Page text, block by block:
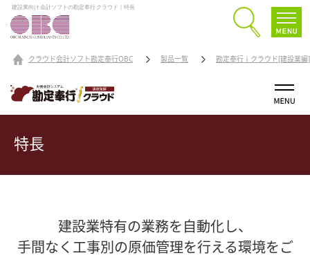
建設業向け会計ソフトの勘定奉行クラウド｜特長
クラウド会計ソフト勘定奉行OBC 製品一覧 勘定奉行ｉクラウド[建設業編]
特長
建設業特有の業務を自動化し、
手間なく工事別の原価管理を行える環境をご